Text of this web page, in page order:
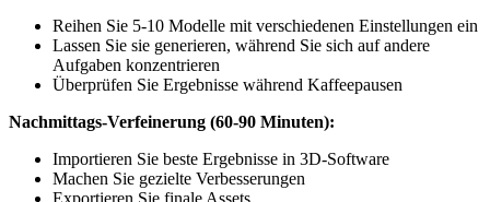
Reihen Sie 5-10 Modelle mit verschiedenen Einstellungen ein
Lassen Sie sie generieren, während Sie sich auf andere
Aufgaben konzentrieren
Überprüfen Sie Ergebnisse während Kaffeepausen
Nachmittags-Verfeinerung (60-90 Minuten):
Importieren Sie beste Ergebnisse in 3D-Software
Machen Sie gezielte Verbesserungen